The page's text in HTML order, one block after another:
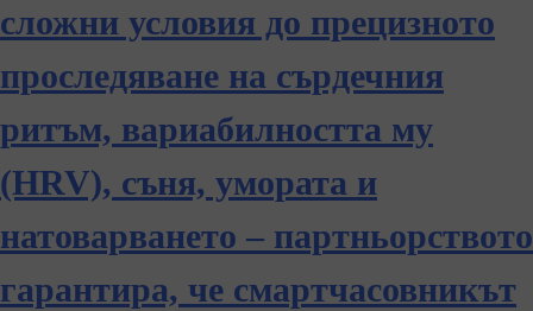
сложни условия до прецизното
проследяване на сърдечния
ритъм, вариабилността му
(HRV), съня, умората и
натоварването – партньорството
гарантира, че смартчасовникът